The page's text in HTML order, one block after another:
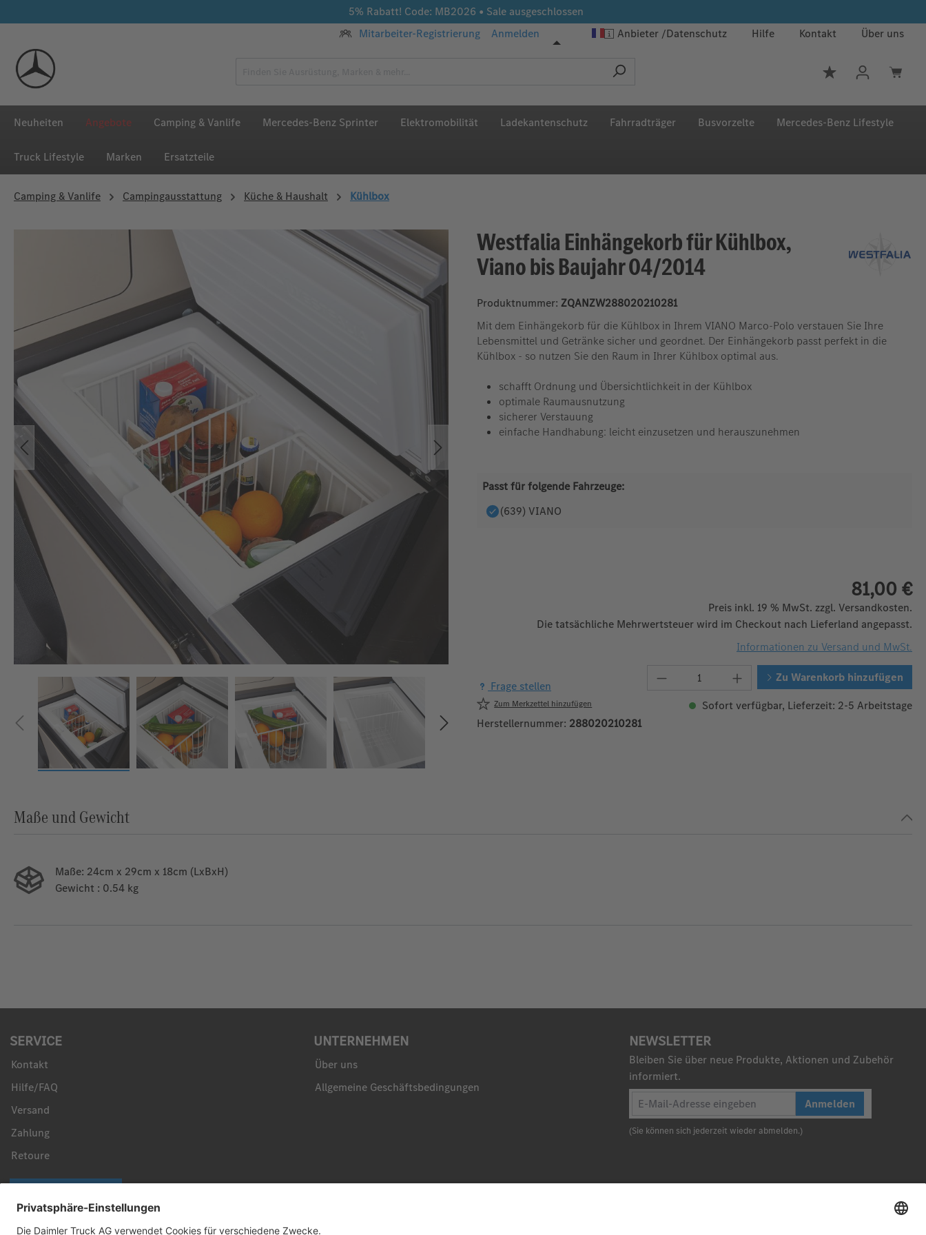
5% Rabatt! Code: MB2026 • Sale ausgeschlossen
Mitarbeiter-Registrierung
Anmelden Anbieter Datenschutz Hilfe Kontakt Über uns
Du hast 0
Neuheiten Angebote Camping & Vanlife Mercedes-Benz Sprinter Elektromobilität Ladekantenschutz Fahrradträger Busvorzelte Mercedes‑Benz Lifestyle
Truck Lifestyle Marken Ersatzteile
Camping & Vanlife Campingausstattung Küche & Haushalt Kühlbox
Westfalia Einhängekorb für Kühlbox,
Viano bis Baujahr 04/2014
Produktnummer: ZQANZW288020210281
Mit dem Einhängekorb für die Kühlbox in Ihrem VIANO Marco-Polo verstauen Sie Ihre
Lebensmittel und Getränke sicher und geordnet. Der Einhängekorb passt perfekt in die
Kühlbox - so nutzen Sie den Raum in Ihrer Kühlbox optimal aus.
schafft Ordnung und Übersichtlichkeit in der Kühlbox
optimale Raumausnutzung
sicherer Verstauung
einfache Handhabung: leicht einzusetzen und herauszunehmen
Passt für folgende Fahrzeuge:
(639) VIANO
81,00 €
Preis inkl. 19 % MwSt. zzgl. Versandkosten.
Die tatsächliche Mehrwertsteuer wird im Checkout nach Lieferland angepasst.
Informationen zu Versand und MwSt.
Produkt Anzahl: Gib denZu Warenkorb hinzufügen
Frage stellen
Zum Merkzettel hinzufügen
Sofort verfügbar, Lieferzeit: 2-5 Arbeitstage
Herstellernummer: 288020210281
Maße und Gewicht
Maße: 24cm x 29cm x 18cm (LxBxH)
Gewicht : 0.54 kg
SERVICE
Kontakt
Hilfe/FAQ
Versand
Zahlung
Retoure
UNTERNEHMEN
Über uns
Allgemeine Geschäftsbedingungen
NEWSLETTER
Bleiben Sie über neue Produkte, Aktionen und Zubehör
informiert.
Anmelden
(Sie können sich jederzeit wieder abmelden.)